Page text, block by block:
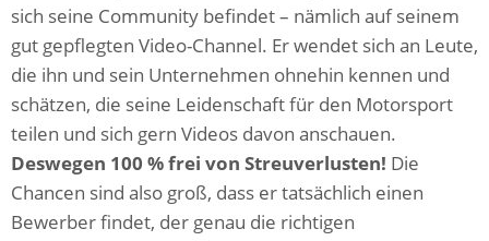
sich seine Community befindet – nämlich auf seinem
gut gepflegten Video-Channel. Er wendet sich an Leute,
die ihn und sein Unternehmen ohnehin kennen und
schätzen, die seine Leidenschaft für den Motorsport
teilen und sich gern Videos davon anschauen.
Deswegen 100 % frei von Streuverlusten! Die
Chancen sind also groß, dass er tatsächlich einen
Bewerber findet, der genau die richtigen